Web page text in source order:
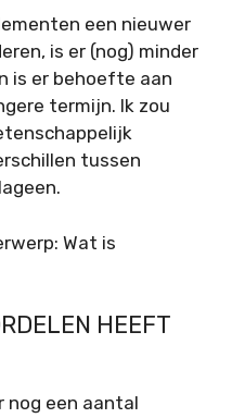
een nieuwer
is er (nog) minder
is er behoefte aan
termijn. Ik zou
tussen
Wat is
HEEFT
nog een aantal